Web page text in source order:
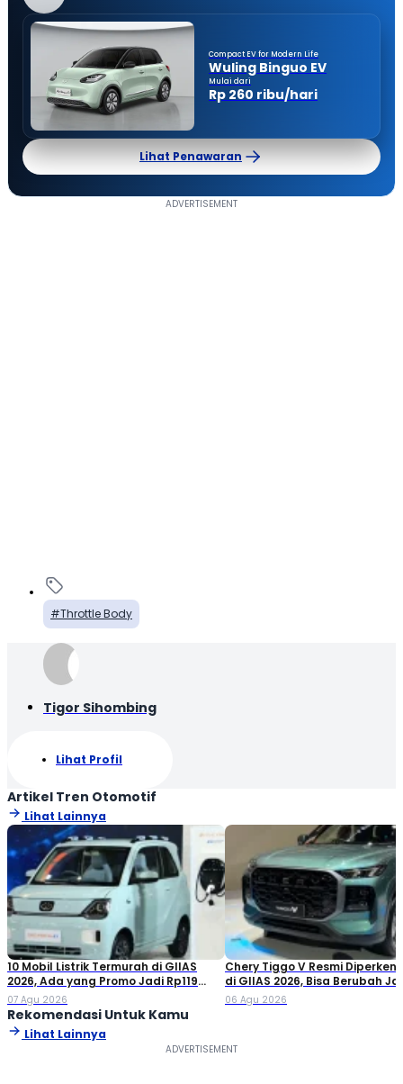
Compact EV for Modern Life
Wuling Binguo EV
Mulai dari
Rp 260 ribu/hari
Lihat Penawaran
Throttle Body
Tigor Sihombing
Lihat Profil
Artikel Tren Otomotif
Lihat Lainnya
10 Mobil Listrik Termurah di GIIAS
2026, Ada yang Promo Jadi Rp119
Jutaan!
07 Agu 2026
Chery Tiggo V Resmi
di GIIAS 2026, Bisa Berubah
Double Cabin
06 Agu 2026
Rekomendasi Untuk Kamu
Lihat Lainnya